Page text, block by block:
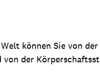
können Sie von
von der